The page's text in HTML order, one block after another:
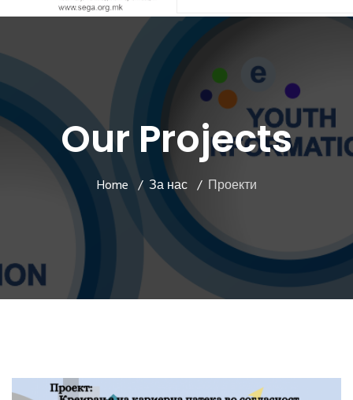
Our Projects
Home За нас Проекти